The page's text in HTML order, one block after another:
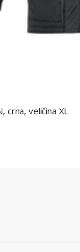
crna, veličina XL